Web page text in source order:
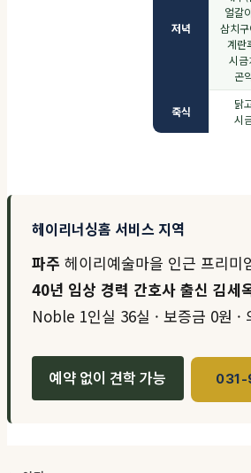
저녁
얼갈
삼치
계란
시금
곤
죽식
닭
시
헤이리너싱홈 서비스 지역
파주 헤이리예술마을 인근 프리미
40년 임상 경력 간호사 출신 김세
Noble 1인실 36실 · 보증금 0원 ·
예약 없이 견학 가능 031-